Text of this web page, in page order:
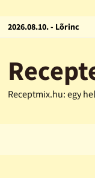
2026.08.10. - Lõrinc
Receptmix.hu: egy